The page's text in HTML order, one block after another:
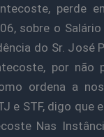
perde
sobre o Salário
do Sr. José
por não
ordena a
e STF, digo
Nas